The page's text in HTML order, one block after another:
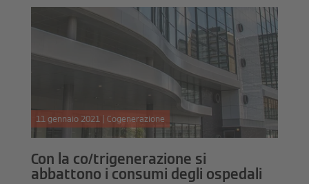
11 gennaio 2021 | Cogenerazione
Con la co/trigenerazione si
abbattono i consumi degli ospedali